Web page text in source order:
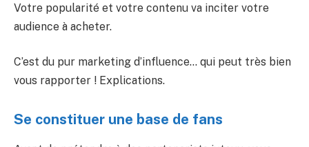
Votre popularité et votre contenu va inciter votre
audience à acheter.
C’est du pur marketing d’influence… qui peut très bien
vous rapporter ! Explications.
Se constituer une base de fans